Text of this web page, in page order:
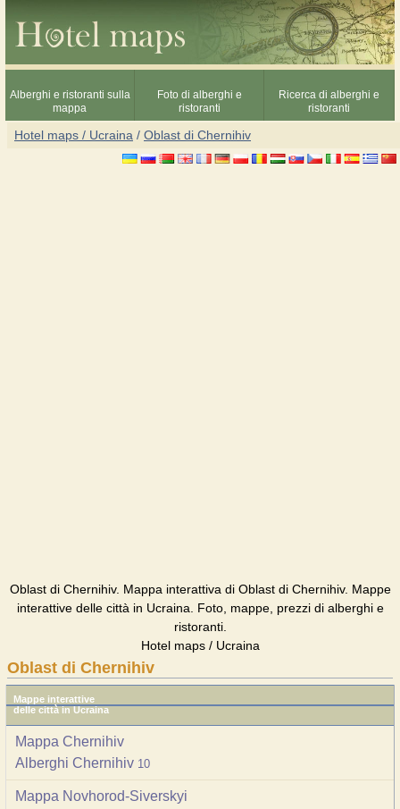
Alberghi e ristoranti sulla
mappa
Foto di alberghi e
ristoranti
Ricerca di alberghi e
ristoranti
Hotel maps / Ucraina / Oblast di Chernihiv
Oblast di Chernihiv. Mappa interattiva di Oblast di Chernihiv. Mappe
interattive delle città in Ucraina. Foto, mappe, prezzi di alberghi e
ristoranti.
Hotel maps / Ucraina
Oblast di Chernihiv
Mappe interattive
delle città in Ucraina
Mappa Chernihiv
Alberghi Chernihiv 10
Mappa Novhorod-Siverskyi